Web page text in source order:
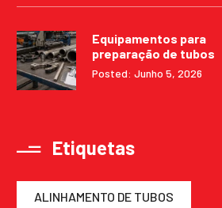
Equipamentos para
preparação de tubos
Posted: Junho 5, 2026
Etiquetas
ALINHAMENTO DE TUBOS